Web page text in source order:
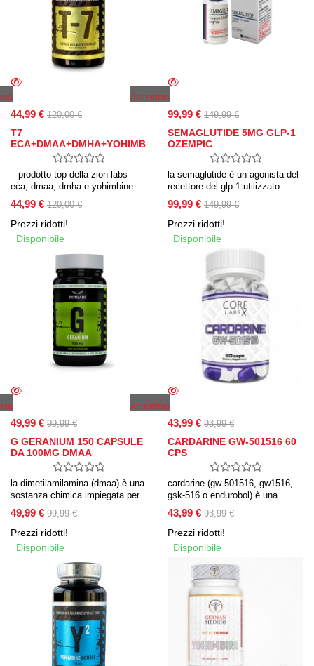
44,99 € 120,00 €
T7
ECA+DMAA+DMHA+YOHIMBINE
– prodotto top della zion labs-
eca, dmaa, dmha e yohimbine
hcl- estremo per la perdita di
peso- migliora funzione cognitiva
ed umore- energia per tutto il
giorno- soppressione dell’appetito
44,99 € 120,00 €
Prezzi ridotti!
Disponibile
Anteprima
99,99 € 149,99 €
SEMAGLUTIDE 5MG GLP-1
OZEMPIC
la semaglutide è un agonista del
recettore del glp-1 utilizzato
come antidiabetico e studiato per
la terapia dell’obesità.
99,99 € 149,99 €
Prezzi ridotti!
Disponibile
49,99 € 99,99 €
G GERANIUM 150 CAPSULE
DA 100MG DMAA
la dimetilamilamina (dmaa) è una
sostanza chimica impiegata per
perdere peso o per accrescere le
prestazioni sportive.
49,99 € 99,99 €
Prezzi ridotti!
Disponibile
Anteprima
43,99 € 93,99 €
CARDARINE GW-501516 60
CPS
cardarine (gw-501516, gw1516,
gsk-516 o endurobol) è una
sostanza che agisce come un
modulatore dei recettori ormonali.
gw-501516 attiva la proteina
chinasi, l’attivazione stimola
l’assorbimento del glucosio nei
muscoli scheletrici.
43,99 € 93,99 €
Prezzi ridotti!
Disponibile